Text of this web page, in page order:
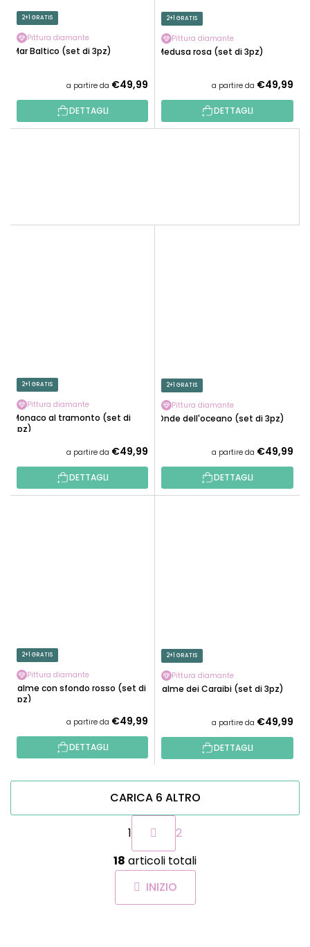
2+1 GRATIS
Pittura diamante
Mar Baltico (set di 3pz)
a partire da €49,99
DETTAGLI
2+1 GRATIS
Pittura diamante
Medusa rosa (set di 3pz)
a partire da €49,99
DETTAGLI
2+1 GRATIS
Pittura diamante
Monaco al tramonto (set di
3pz)
a partire da €49,99
DETTAGLI
2+1 GRATIS
Pittura diamante
Onde dell'oceano (set di 3pz)
a partire da €49,99
DETTAGLI
2+1 GRATIS
Pittura diamante
Palme con sfondo rosso (set di
3pz)
a partire da €49,99
DETTAGLI
2+1 GRATIS
Pittura diamante
Palme dei Caraibi (set di 3pz)
a partire da €49,99
DETTAGLI
C
o
n
t
r
CARICA 6 ALTRO
P
a
g
i
n
a
z
1
2
18 articoli totali
INIZIO